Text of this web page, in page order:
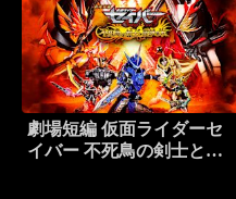
劇場短編 仮面ライダーセ
イバー 不死鳥の剣士と破